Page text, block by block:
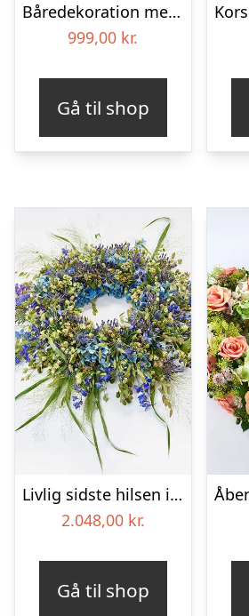
Båredekoration med bånd i klassisk stil – creme
999,00 kr.
Gå til shop
Livlig sidste hilsen i blå – Blomster til begravelse
2.048,00 kr.
Gå til shop